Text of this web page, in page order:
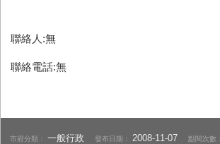
聯絡人:無
聯絡電話:無
市府分類：一般行政 發布日期： 2008-11-07 點閱次數